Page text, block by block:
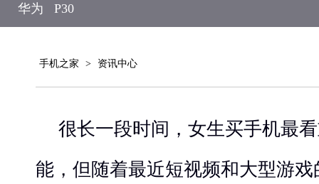
华为 P30
手机之家 > 资讯中心
很长一段时间，女生买手机最
能，但随着最近短视频和大型游